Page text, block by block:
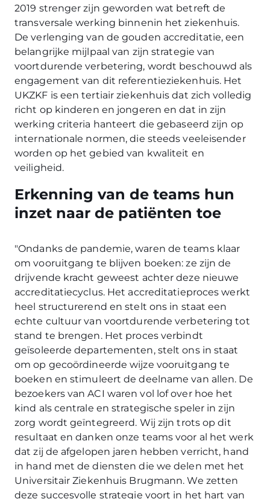
2019 strenger zijn geworden wat betreft de
transversale werking binnenin het ziekenhuis.
De verlenging van de gouden accreditatie, een
belangrijke mijlpaal van zijn strategie van
voortdurende verbetering, wordt beschouwd als
engagement van dit referentieziekenhuis. Het
UKZKF is een tertiair ziekenhuis dat zich volledig
richt op kinderen en jongeren en dat in zijn
werking criteria hanteert die gebaseerd zijn op
internationale normen, die steeds veeleisender
worden op het gebied van kwaliteit en
veiligheid.
Erkenning van de teams hun
inzet naar de patiënten toe
"Ondanks de pandemie, waren de teams klaar
om vooruitgang te blijven boeken: ze zijn de
drijvende kracht geweest achter deze nieuwe
accreditatiecyclus. Het accreditatieproces werkt
heel structurerend en stelt ons in staat een
echte cultuur van voortdurende verbetering tot
stand te brengen. Het proces verbindt
geïsoleerde departementen, stelt ons in staat
om op gecoördineerde wijze vooruitgang te
boeken en stimuleert de deelname van allen. De
bezoekers van ACI waren vol lof over hoe het
kind als centrale en strategische speler in zijn
zorg wordt geïntegreerd. Wij zijn trots op dit
resultaat en danken onze teams voor al het werk
dat zij de afgelopen jaren hebben verricht, hand
in hand met de diensten die we delen met het
Universitair Ziekenhuis Brugmann. We zetten
deze succesvolle strategie voort in het hart van